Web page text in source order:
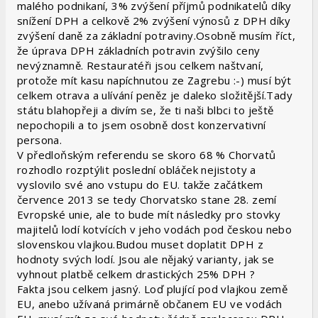
malého podnikaní, 3% zvýšení příjmů podnikatelů díky
snížení DPH a celkově 2% zvýšení výnosů z DPH díky
zvýšení daně za základní potraviny.Osobně musím říct,
že úprava DPH základních potravin zvýšilo ceny
nevýznamně. Restauratéři jsou celkem naštvaní,
protože mít kasu napíchnutou ze Zagrebu :-) musí být
celkem otrava a ulívání peněz je daleko složitější.Tady
státu blahopřeji a divím se, že ti naši blbci to ještě
nepochopili a to jsem osobně dost konzervativní
persona.
V předloňským referendu se skoro 68 % Chorvatů
rozhodlo rozptýlit poslední obláček nejistoty a
vyslovilo své ano vstupu do EU. takže začátkem
července 2013 se tedy Chorvatsko stane 28. zemí
Evropské unie, ale to bude mít následky pro stovky
majitelů lodí kotvících v jeho vodách pod českou nebo
slovenskou vlajkou.Budou muset doplatit DPH z
hodnoty svých lodí. Jsou ale nějaký varianty, jak se
vyhnout platbě celkem drastických 25% DPH ?
Fakta jsou celkem jasný. Loď plující pod vlajkou země
EU, anebo užívaná primárně občanem EU ve vodách